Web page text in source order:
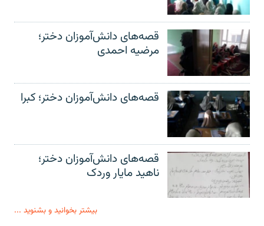
قصه‌های دانش‌آموزان دختر؛
مرضیه احمدی
قصه‌های دانش‌آموزان دختر؛ کبرا
قصه‌های دانش‌آموزان دختر؛
ناهید مایار وردک
بیشتر بخوانید و بشنوید ...